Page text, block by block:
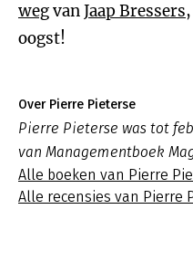
wegvanJaap Bressers
oogst!
Over Pierre Pieterse
Pierre Pieterse was tot
van Managementboek
Alle boeken van Pierre
Alle recensies van Pierre